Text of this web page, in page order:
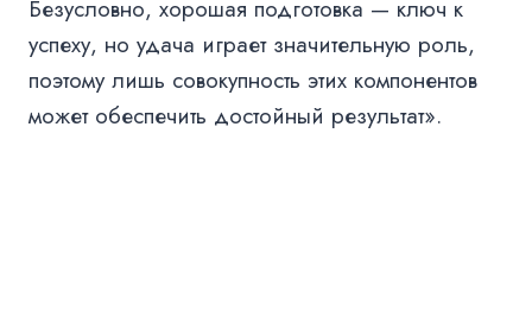
Безусловно, хорошая подготовка — ключ к
успеху, но удача играет значительную роль,
поэтому лишь совокупность этих компонентов
может обеспечить достойный результат».